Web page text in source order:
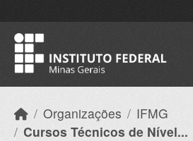
Organizações
IFMG
Cursos Técnicos de Nível...